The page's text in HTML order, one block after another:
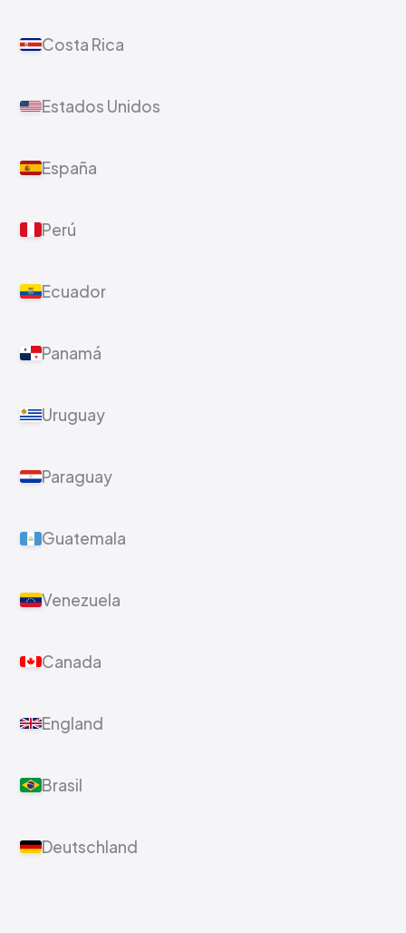
Costa Rica
Estados Unidos
España
Perú
Ecuador
Panamá
Uruguay
Paraguay
Guatemala
Venezuela
Canada
England
Brasil
Deutschland